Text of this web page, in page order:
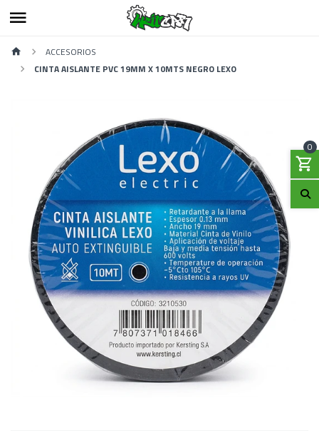
0
ACCESORIOS
CINTA AISLANTE PVC 19MM X 10MTS NEGRO LEXO